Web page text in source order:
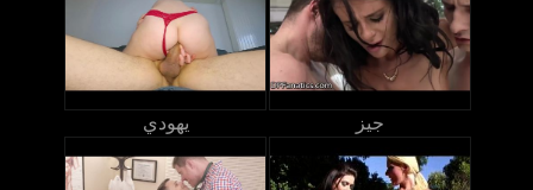
يهودي جيز